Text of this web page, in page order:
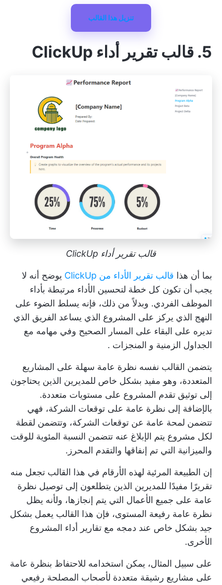
تنزيل هذا القالب
5. قالب تقرير أداء ClickUp
قالب تقرير أداء ClickUp
بما أن هذا قالب تقرير الأداء من ClickUp
يوضح أنه لا
يجب أن تكون كل خطة لتحسين الأداء مرتبطة بأداء
الموظف الفردي. وبدلاً من ذلك، فإنه يسلط الضوء على
النهج الذي يركز على المشروع الذي يساعد الفريق الذي
تديره على البقاء على المسار الصحيح وفي مهامه مع
الجداول الزمنية و المنجزات .
يتضمن القالب نفسه نظرة عامة سهلة على المشاريع
المتعددة، وهو مفيد بشكل خاص للمديرين الذين يحتاجون
إلى توثيق تقدم المشروع على مستويات متعددة.
بالإضافة إلى نظرة عامة على توقعات الشركة، فهي
تتضمن لمحة عامة عن توقعات الشركة، وتتضمن لقطة
لكل مشروع يتم الإبلاغ عنه تتضمن النسبة المئوية للوقت
والميزانية التي تم إنفاقها والتقدم المحرز.
إن الطبيعة المرئية لهذه الأرقام في هذا القالب تجعل منه
تقريرًا مفيدًا للمديرين الذين يتطلعون إلى توصيل نظرة
عامة على جميع الأعمال التي يتم إنجازها، ولأنه يظل
نظرة عامة رفيعة المستوى، فإن هذا القالب يعمل بشكل
جيد بشكل خاص عند دمجه مع تقارير أداء المشروع
الأخرى.
على سبيل المثال، يمكن استخدامه للاحتفاظ بنظرة عامة
على مشاريع رشيقة متعددة لأصحاب المصلحة رفيعي